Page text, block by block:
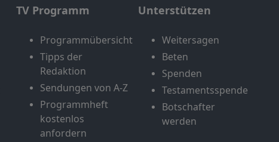
TV Programm
Programmübersicht
Tipps der
Redaktion
Sendungen von A-Z
Programmheft
kostenlos
anfordern
Unterstützen
Weitersagen
Beten
Spenden
Testamentsspende
Botschafter
werden